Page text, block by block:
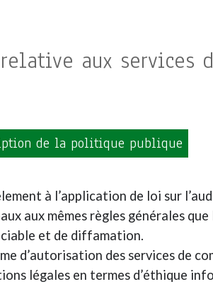
aux services
de la politique publique
à l’application de loi sur
aux mêmes règles générales
et de diffamation.
d’autorisation des services de
légales en termes d’éthique